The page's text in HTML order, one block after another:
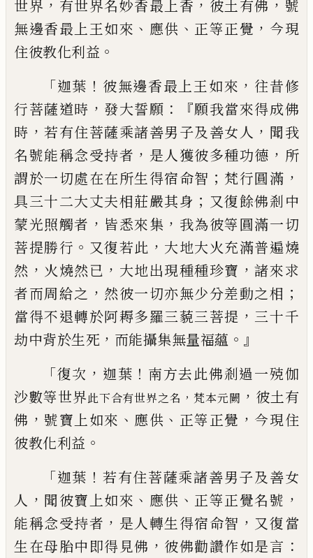
世界 ， 有世界名妙香最上香 ， 彼土有佛 ， 號
無邊香最上王如來 、 應供 、 正等正覺 ， 今現
住彼教化利益 。
「迦葉 ！ 彼無邊香最上王如來 ， 往昔修
行菩薩道時 ， 發大誓願 ：『願我當來得成佛
時 ，若有住菩薩乘諸善男子及善女人 ， 聞我
名號能稱念受持者 ， 是人獲彼多種功德 ， 所
謂於一切處在在所生得宿命智 ； 梵行圓滿 ，
具三十二大丈夫相莊嚴其身 ； 又復餘佛剎中
蒙光照觸者 ， 皆悉來集 ， 我為彼等圓滿一切
菩提勝行 。 又復若此 ， 大地大火充滿普遍燒
然 ， 火燒然已 ， 大地出現種種珍寶 ，諸來求
者而周給之 ， 然彼一切亦無少分差動之相 ；
當得不退轉於阿耨多羅三藐三菩提 ， 三十千
劫中背於生死 ， 而能攝集無量福蘊 。』
「復次 ， 迦葉 ！ 南方去此佛剎過一殑伽
沙數等世界此下合有世界之名 ，梵本元闕 ， 彼土有
佛 ，號寶上如來 、 應供 、 正等正覺 ， 今現住
彼教化利益 。
「迦葉 ！ 若有住菩薩乘諸善男子及善女
人 ， 聞彼寶上如來 、 應供 、 正等正覺名號 ，
能稱念受持者 ， 是人轉生得宿命智 ， 又復當
生在母胎中即得見佛 ， 彼佛勸讚作如是言 ：